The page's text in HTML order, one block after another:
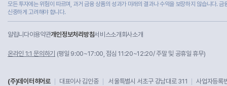
모든 투자에는 위험이 따르며, 과거 금융 상품의 성과가 미래의 결과나 수익을 보장하지 않습니다.
신중하게 고려해야 합니다.
알립니다이용약관개인정보처리방침서비스소개 회사소개
온라인 1:1 문의하기 (평일 9:00~17:00, 점심 11:20~12:20/ 주말 및 공휴일 휴무)
(주)데이터히어로 대표이사 김인중 서울특별시 서초구 강남대로 311
사업자등